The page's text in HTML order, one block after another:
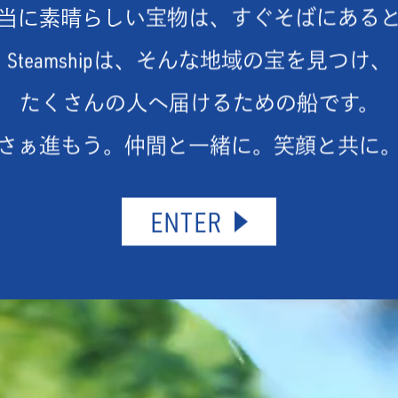
に素晴らしい宝物は、すぐそばにある
Steamshipは、そんな地域の宝を見つけ、
たくさんの人へ届けるための船です。
ぁ進もう。仲間と一緒に。笑顔と共に
ENTER